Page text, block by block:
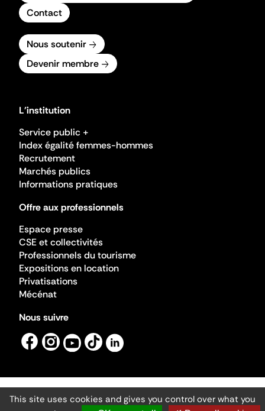
Contact
Nous soutenir
Devenir membre
L'institution
Service public +
Index égalité femmes-hommes
Recrutement
Marchés publics
Informations pratiques
Offre aux professionnels
Espace presse
CSE et collectivités
Professionnels du tourisme
Expositions en location
Privatisations
Mécénat
Nous suivre
Mentions légales
Gestion des cookies
This site uses cookies and gives you control over what you